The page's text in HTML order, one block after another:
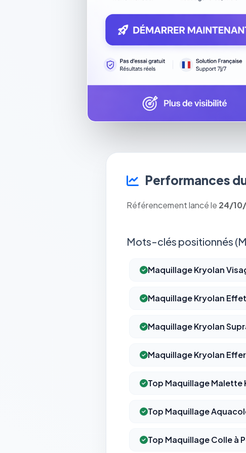
Performances
Référencement lancé le 24/
Mots-clés positionnés
Maquillage Kryolan
Maquillage Kryolan
Maquillage Kryolan
Maquillage Kryolan
Top Maquillage Malette
Top Maquillage
Top Maquillage Colle à